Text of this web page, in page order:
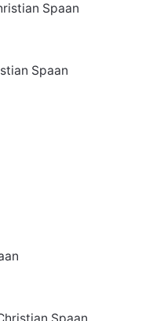
Spaan
Spaan